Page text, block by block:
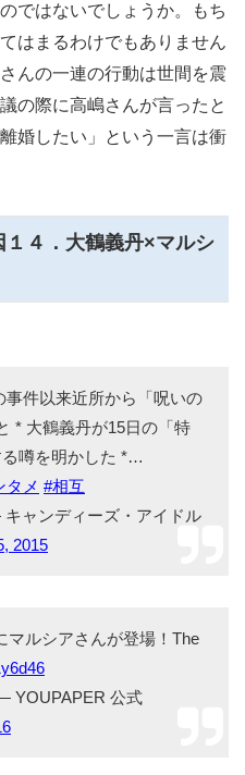
ではないでしょうか。もち
はまるわけでもありません
んの一連の行動は世間を震
の際に高嶋さんが言ったと
婚したい」という一言は衝
４．大鶴義丹×マルシ
件以来近所から「呪いの
* 大鶴義丹が15日の「特
噂を明かした *…
タメ #相互
ャンディーズ・アイドル
2015
マルシアさんが登場！The
YOUPAPER 公式